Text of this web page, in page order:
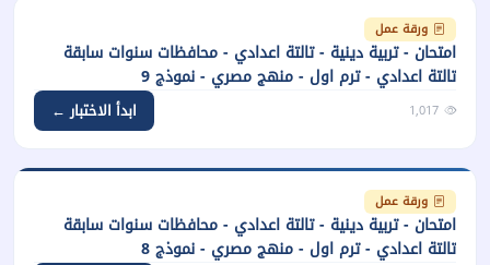
ورقة عمل
امتحان - تربية دينية - تالتة اعدادي - محافظات سنوات سابقة
تالتة اعدادي - ترم اول - منهج مصري - نموذج 9
1,017 ابدأ الاختبار ←
ورقة عمل
امتحان - تربية دينية - تالتة اعدادي - محافظات سنوات سابقة
تالتة اعدادي - ترم اول - منهج مصري - نموذج 8